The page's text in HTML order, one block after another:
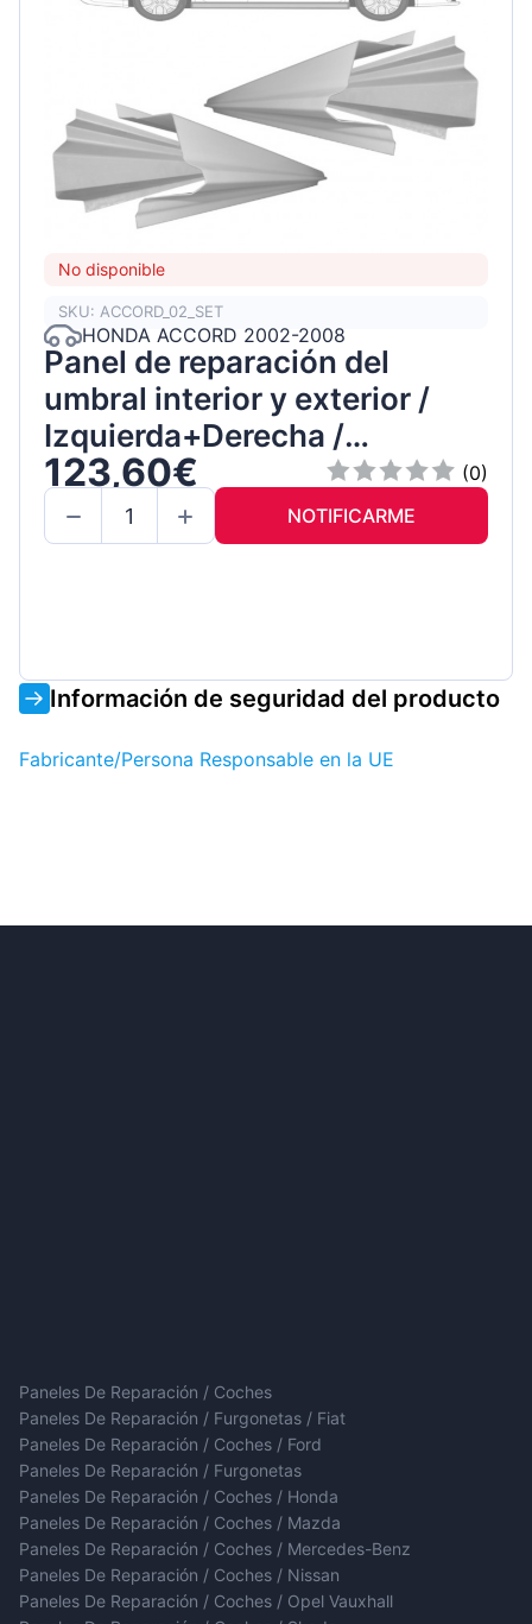
No disponible
SKU: ACCORD_02_SET
HONDA ACCORD 2002-2008
Panel de reparación del
umbral interior y exterior /
Izquierda+Derecha /
Conjunto
123,60€
(0)
NOTIFICARME
Información de seguridad del producto
Fabricante/Persona Responsable en la UE
Paneles De Reparación / Coches
Paneles De Reparación / Furgonetas / Fiat
Paneles De Reparación / Coches / Ford
Paneles De Reparación / Furgonetas
Paneles De Reparación / Coches / Honda
Paneles De Reparación / Coches / Mazda
Paneles De Reparación / Coches / Mercedes-Benz
Paneles De Reparación / Coches / Nissan
Paneles De Reparación / Coches / Opel Vauxhall